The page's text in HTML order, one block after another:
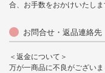
合、お手数をおかけいたし
お問合せ・返品連絡先
＜返金について＞
万が一商品に不良がござい